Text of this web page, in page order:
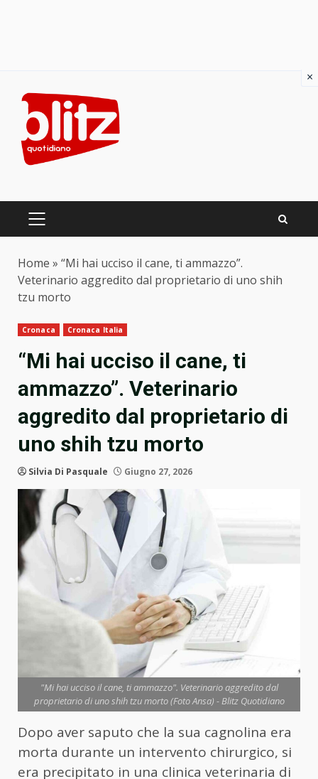
content
PRIMARY
Home » “Mi hai ucciso il cane, ti ammazzo”.
Veterinario aggredito dal proprietario di uno shih
tzu morto
Cronaca Cronaca Italia
“Mi hai ucciso il cane, ti
ammazzo”. Veterinario
aggredito dal proprietario di
uno shih tzu morto
Silvia Di Pasquale Giugno 27, 2026
"Mi hai ucciso il cane, ti ammazzo". Veterinario aggredito dal
proprietario di uno shih tzu morto (Foto Ansa) - Blitz Quotidiano
Dopo aver saputo che la sua cagnolina era
morta durante un intervento chirurgico, si
era precipitato in una clinica veterinaria di
×